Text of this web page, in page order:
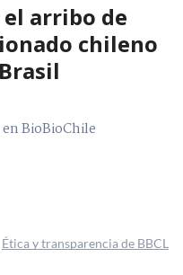
arribo de
chileno
BioBioChile
Ética y transparencia de BBCL